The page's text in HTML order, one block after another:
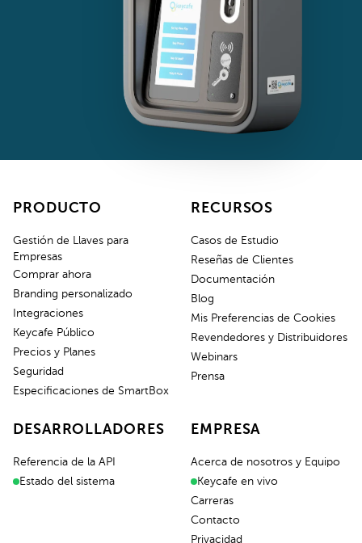
PRODUCTO
Gestión de Llaves para
Empresas
Comprar ahora
Branding personalizado
Integraciones
Keycafe Público
Precios y Planes
Seguridad
Especificaciones de SmartBox
RECURSOS
Casos de Estudio
Reseñas de Clientes
Documentación
Blog
Mis Preferencias de Cookies
Revendedores y Distribuidores
Webinars
Prensa
DESARROLLADORES
Referencia de la API
Estado del sistema
EMPRESA
Acerca de nosotros y Equipo
Keycafe en vivo
Carreras
Contacto
Privacidad